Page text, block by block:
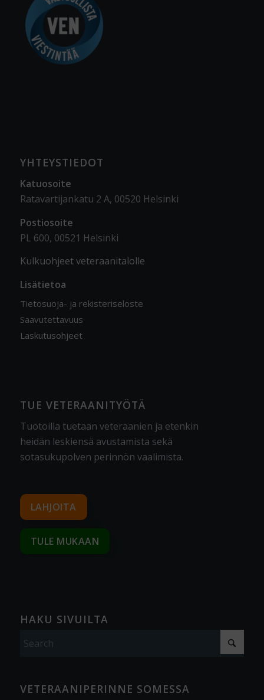
YHTEYSTIEDOT
Katuosoite
Ratavartijankatu 2 A, 00520 Helsinki
Postiosoite
PL 600, 00521 Helsinki
Kulkuohjeet veteraanitalolle
Lisätietoa
Tietosuoja- ja rekisteriseloste
Saavutettavuus
Laskutusohjeet
TUE VETERAANITYÖTÄ
Tuotoilla tuetaan veteraanien ja etenkin
heidän leskiensä avustamista sekä
sotasukupolven perinnön vaalimista.
LAHJOITA
TULE MUKAAN
HAKU SIVUILTA
VETERAANIPERINNE SOMESSA